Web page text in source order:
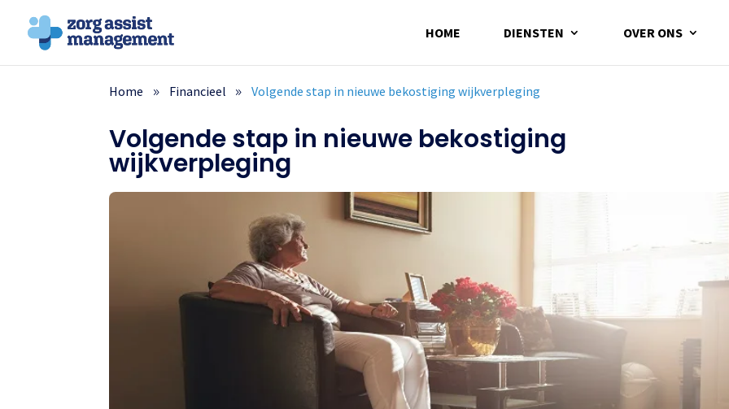
HOME DIENSTEN OVER ONS
Home Financieel Volgende stap in nieuwe bekostiging wijkverpleging
Volgende stap in nieuwe bekostiging
wijkverpleging